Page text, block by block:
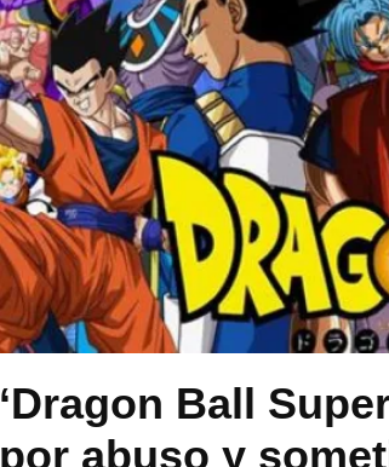
‘Dragon Ball
por abuso y